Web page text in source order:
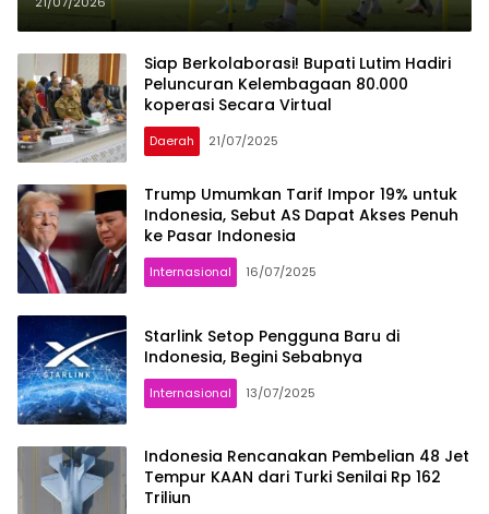
Siap Berkolaborasi! Bupati Lutim Hadiri
Peluncuran Kelembagaan 80.000
koperasi Secara Virtual
Daerah 21/07/2025
Trump Umumkan Tarif Impor 19% untuk
Indonesia, Sebut AS Dapat Akses Penuh
ke Pasar Indonesia
Internasional 16/07/2025
Starlink Setop Pengguna Baru di
Indonesia, Begini Sebabnya
Internasional 13/07/2025
Indonesia Rencanakan Pembelian 48 Jet
Tempur KAAN dari Turki Senilai Rp 162
Triliun